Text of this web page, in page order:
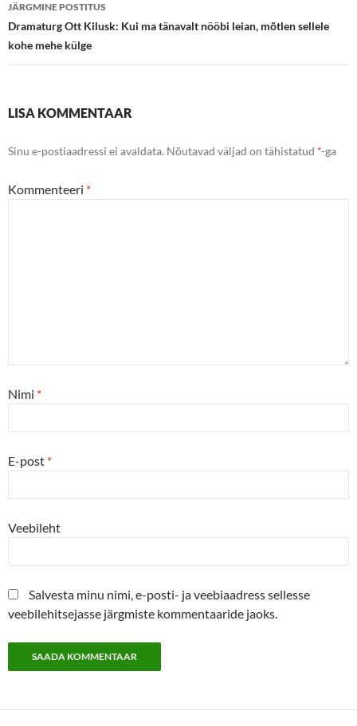
JÄRGMINE POSTITUS
Dramaturg Ott Kilusk: Kui ma tänavalt nööbi leian, mõtlen sellele
kohe mehe külge
LISA KOMMENTAAR
Sinu e-postiaadressi ei avaldata. Nõutavad väljad on tähistatud *-ga
Kommenteeri *
Nimi *
E-post *
Veebileht
Salvesta minu nimi, e-posti- ja veebiaadress sellesse
veebilehitsejasse järgmiste kommentaaride jaoks.